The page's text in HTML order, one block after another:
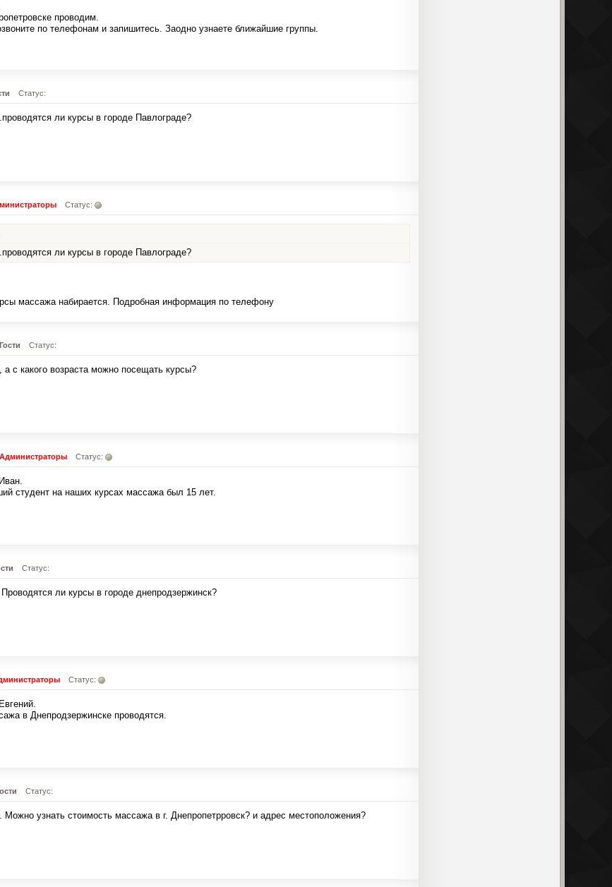
проводим.
по телефонам и запишитесь. Заодно узнаете ближайшие группы.
Статус:
ли курсы в городе Павлограде?
Статус:
ли курсы в городе Павлограде?
массажа набирается. Подробная информация по телефону
Гости Статус:
а с какого возраста можно посещать курсы?
Администраторы Статус:
студент на наших курсах массажа был 15 лет.
Статус:
ли курсы в городе днепродзержинск?
Статус:
в Днепродзержинске проводятся.
Статус:
Можно узнать стоимость массажа в г. Днепропетрровск? и адрес местоположения?